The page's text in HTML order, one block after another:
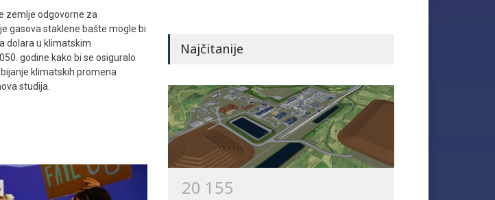
zemlje odgovorne za
gasova staklene bašte mogle bi
dolara u klimatskim
godine kako bi se osiguralo
klimatskih promena
studija.
Da li je „klimatska odšteta“
siromašnim državama
realistična?
Svet 22/11/2022
Najčitanije
20 1 55